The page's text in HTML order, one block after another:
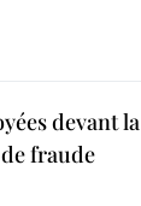
devant la
fraude